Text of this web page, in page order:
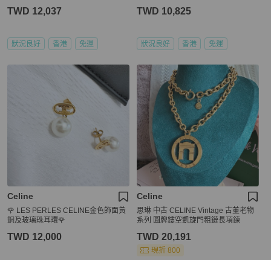
TWD 12,037
狀況良好 香港 免運
TWD 10,825
狀況良好 香港 免運
Celine
🌹 LES PERLES CELINE金色飾面黃
銅及玻璃珠耳環🌹
TWD 12,000
Celine
思琳 中古 CELINE Vintage 古董老物
系列 圓牌鏤空凱旋門粗鏈長項鍊
TWD 20,191
現折 800